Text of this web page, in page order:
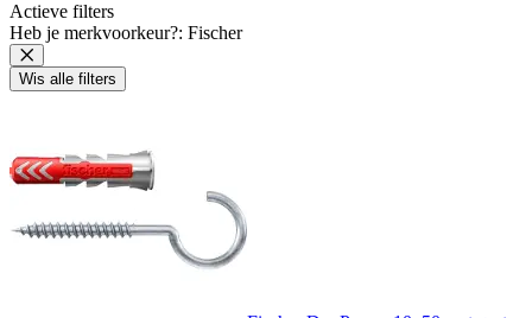
Actieve filters
Heb je merkvoorkeur?: Fischer
Wis alle filters